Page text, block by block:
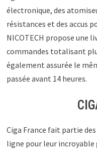
électronique, des
résistances et des accus
NICOTECH propose une
commandes totalisant
également assurée le
passée avant 14 heures.
Ciga France fait partie
ligne pour leur incroyable